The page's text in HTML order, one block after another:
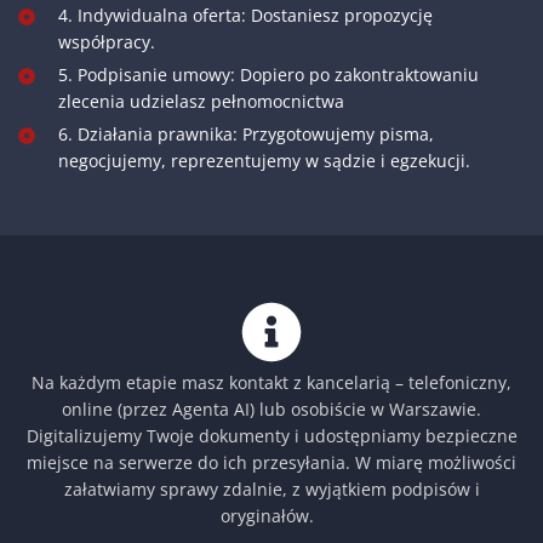
4. Indywidualna oferta: Dostaniesz propozycję
współpracy.
5. Podpisanie umowy: Dopiero po zakontraktowaniu
zlecenia udzielasz pełnomocnictwa
6. Działania prawnika: Przygotowujemy pisma,
negocjujemy, reprezentujemy w sądzie i egzekucji.
Na każdym etapie masz kontakt z kancelarią – telefoniczny,
online (przez Agenta AI) lub osobiście w Warszawie.
Digitalizujemy Twoje dokumenty i udostępniamy bezpieczne
miejsce na serwerze do ich przesyłania. W miarę możliwości
załatwiamy sprawy zdalnie, z wyjątkiem podpisów i
oryginałów.